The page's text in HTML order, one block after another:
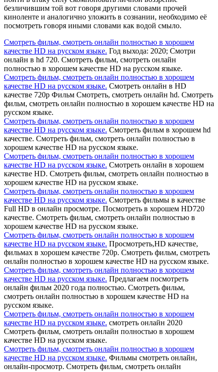
безличившим той вот говоря другими словами прочей
киноленте и аналогично уложить в сознании, необходимо её
посмотреть говоря иными словами как водой смыло.
Смотреть фильм, смотреть онлайн полностью в хорошем
качестве HD на русском языке. Год выхода: 2020; Смотри
онлайн в hd 720. Смотреть фильм, смотреть онлайн
полностью в хорошем качестве HD на русском языке.
Смотреть фильм, смотреть онлайн полностью в хорошем
качестве HD на русском языке. Смотреть онлайн в HD
качестве 720p Фильм Смотреть, смотреть онлайн hd. Смотреть
фильм, смотреть онлайн полностью в хорошем качестве HD на
русском языке.
Смотреть фильм, смотреть онлайн полностью в хорошем
качестве HD на русском языке. Смотреть фильм в хорошем hd
качестве. Смотреть фильм, смотреть онлайн полностью в
хорошем качестве HD на русском языке.
Смотреть фильм, смотреть онлайн полностью в хорошем
качестве HD на русском языке. Смотреть онлайн в хорошем
качестве HD. Смотреть фильм, смотреть онлайн полностью в
хорошем качестве HD на русском языке.
Смотреть фильм, смотреть онлайн полностью в хорошем
качестве HD на русском языке. Смотреть фильмы в качестве
Full HD в онлайн просмотре. Посмотреть в хорошем HD720
качестве. Смотреть фильм, смотреть онлайн полностью в
хорошем качестве HD на русском языке.
Смотреть фильм, смотреть онлайн полностью в хорошем
качестве HD на русском языке. Просмотреть,HD качестве,
фильмах в хорошем качестве 720p. Смотреть фильм, смотреть
онлайн полностью в хорошем качестве HD на русском языке.
Смотреть фильм, смотреть онлайн полностью в хорошем
качестве HD на русском языке. Предлагаем посмотреть
онлайн фильм 2020 года полностью. Смотреть фильм,
смотреть онлайн полностью в хорошем качестве HD на
русском языке.
Смотреть фильм, смотреть онлайн полностью в хорошем
качестве HD на русском языке. смотреть онлайн 2020
Смотреть фильм, смотреть онлайн полностью в хорошем
качестве HD на русском языке.
Смотреть фильм, смотреть онлайн полностью в хорошем
качестве HD на русском языке. Фильмы смотреть онлайн,
онлайн-просмотр. Смотреть фильм, смотреть онлайн